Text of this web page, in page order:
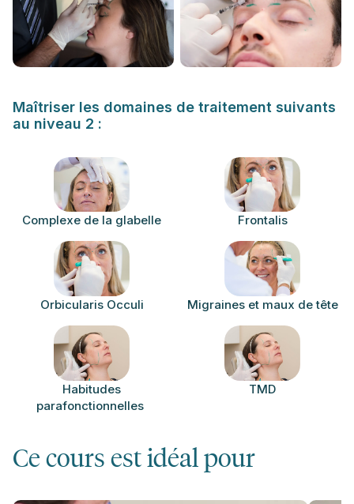
Maîtriser les domaines de traitement suivants
au niveau 2 :
Complexe de la glabelle Frontalis
Orbicularis Occuli Migraines et maux de tête
Habitudes
parafonctionnelles
TMD
Ce cours est idéal pour